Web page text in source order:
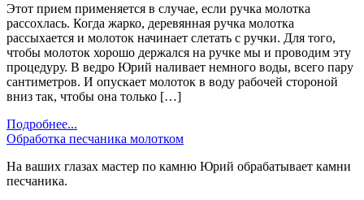
Этот прием применяется в случае, если ручка молотка
рассохлась. Когда жарко, деревянная ручка молотка
рассыхается и молоток начинает слетать с ручки. Для того,
чтобы молоток хорошо держался на ручке мы и проводим эту
процедуру. В ведро Юрий наливает немного воды, всего пару
сантиметров. И опускает молоток в воду рабочей стороной
вниз так, чтобы она только […]
Подробнее...
Обработка песчаника молотком
На ваших глазах мастер по камню Юрий обрабатывает камни
песчаника.